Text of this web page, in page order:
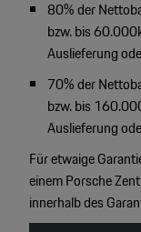
80% der
bzw. bis
Auslieferung
70% der
bzw. bis
Auslieferung
Für etwaige
einem Porsche
innerhalb des